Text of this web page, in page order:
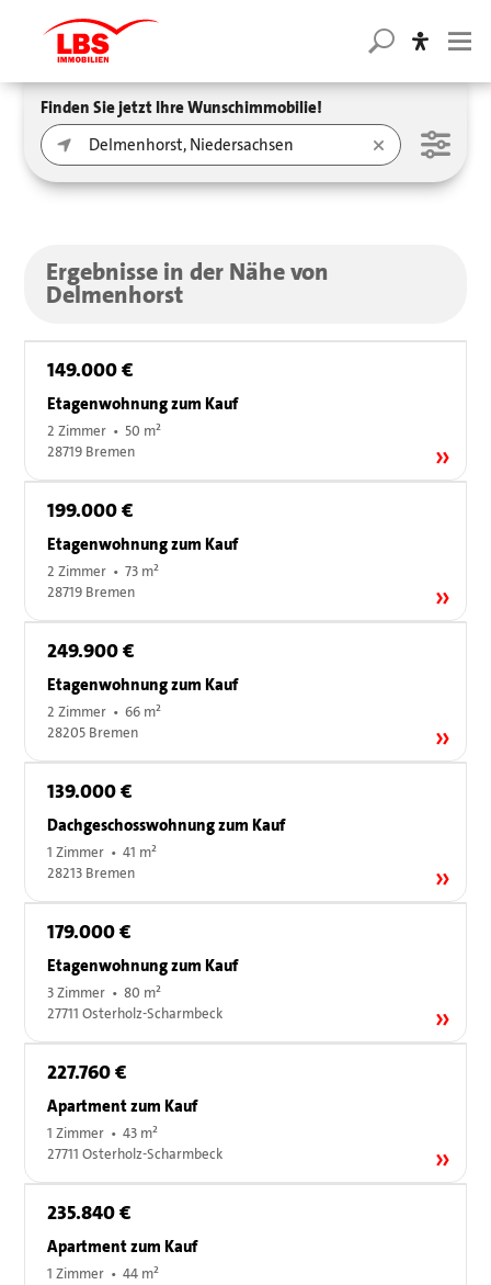
Finden Sie jetzt Ihre Wunschimmobilie!
Ergebnisse in der Nähe von
Delmenhorst
149.000 €
Etagenwohnung zum Kauf
2 Zimmer • 50 m²
28719 Bremen
199.000 €
Etagenwohnung zum Kauf
2 Zimmer • 73 m²
28719 Bremen
249.900 €
Etagenwohnung zum Kauf
2 Zimmer • 66 m²
28205 Bremen
139.000 €
Dachgeschosswohnung zum Kauf
1 Zimmer • 41 m²
28213 Bremen
179.000 €
Etagenwohnung zum Kauf
3 Zimmer • 80 m²
27711 Osterholz-Scharmbeck
227.760 €
Apartment zum Kauf
1 Zimmer • 43 m²
27711 Osterholz-Scharmbeck
235.840 €
Apartment zum Kauf
1 Zimmer • 44 m²